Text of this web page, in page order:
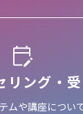
リング・
ムや講座につい